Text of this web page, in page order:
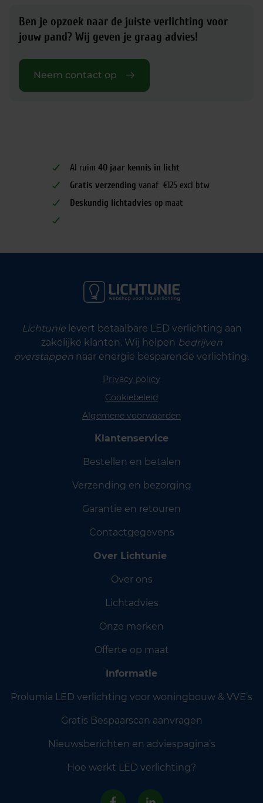
Ben je opzoek naar de juiste verlichting voor
jouw pand? Wij geven je graag advies!
Neem contact op
Al ruim 40 jaar kennis in licht
Gratis verzending vanaf €125 excl btw
Deskundig lichtadvies op maat
Lichtunielevert betaalbare LED verlichting aan
zakelijke klanten. Wij helpen bedrijven
overstappen naar energie besparende verlichting.
Privacy policy
Cookiebeleid
Algemene voorwaarden
Klantenservice
Bestellen en betalen
Verzending en bezorging
Garantie en retouren
Contactgegevens
Over Lichtunie
Over ons
Lichtadvies
Onze merken
Offerte op maat
Informatie
Prolumia LED verlichting voor woningbouw & VVE’s
Gratis Bespaarscan aanvragen
Nieuwsberichten en adviespagina’s
Hoe werkt LED verlichting?